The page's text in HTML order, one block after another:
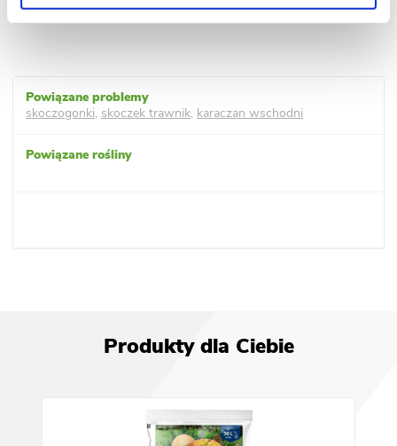
skoczogonki, skoczek trawnik, karaczan wschodni
Produkty dla Ciebie